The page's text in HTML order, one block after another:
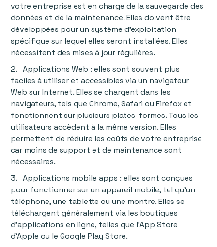
votre entreprise est en charge de la sauvegarde des
données et de la maintenance. Elles doivent être
développées pour un système d'exploitation
spécifique sur lequel elles seront installées. Elles
nécessitent des mises à jour régulières.
2. Applications Web : elles sont souvent plus
faciles à utiliser et accessibles via un navigateur
Web sur Internet. Elles se chargent dans les
navigateurs, tels que Chrome, Safari ou Firefox et
fonctionnent sur plusieurs plates-formes. Tous les
utilisateurs accèdent à la même version. Elles
permettent de réduire les coûts de votre entreprise
car moins de support et de maintenance sont
nécessaires.
3. Applications mobile apps : elles sont conçues
pour fonctionner sur un appareil mobile, tel qu'un
téléphone, une tablette ou une montre. Elles se
téléchargent généralement via les boutiques
d'applications en ligne, telles que l'App Store
d'Apple ou le Google Play Store.